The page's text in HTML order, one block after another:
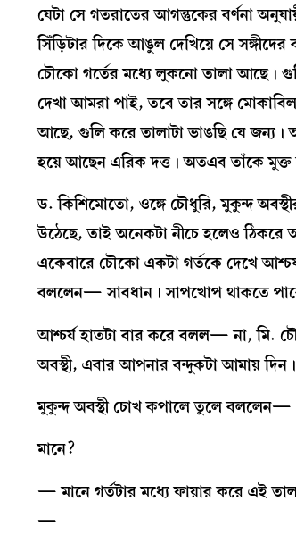
যেটা সে গতরাতের আগন্তুকের বর্ণনা
সিঁড়িটার দিকে আঙুল দেখিয়ে সে
চৌকো গর্তের মধ্যে লুকনো তালা আছে।
দেখা আমরা পাই, তবে তার সঙ্গে
আছে, গুলি করে তালাটা ভাঙছি যে জন্য।
হয়ে আছেন এরিক দত্ত। অতএব তাঁকে
ড. কিশিমোতো, ওঙ্গে চৌধুরি, মুকুন্দ
উঠেছে, তাই অনেকটা নীচে হলেও
একেবারে চৌকো একটা গর্তকে দেখে
বললেন— সাবধান। সাপখোপ থাকতে
আশ্চর্য হাতটা বার করে বলল— না, মি.
অবস্থী, এবার আপনার বন্দুকটা আমায় দিন।
মুকুন্দ অবস্থী চোখ কপালে তুলে বললেন—
মানে?
— মানে গর্তটার মধ্যে ফায়ার করে এই
—